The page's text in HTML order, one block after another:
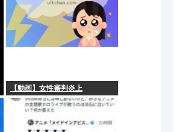
ごめん、ワンルーム住んでる
AI「お前さあ〜w」ぼく「…
明日からお盆休みだけどみ
【動画】女性審判炎上